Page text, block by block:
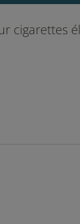
cigarettes